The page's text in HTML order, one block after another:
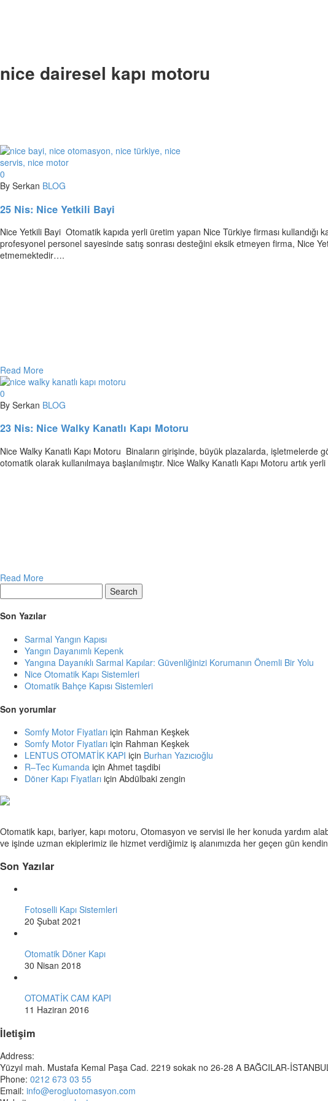
nice dairesel kapı motoru
0
By Serkan BLOG
25 Nis: Nice Yetkili Bayi
Nice Yetkili Bayi Otomatik kapıda yerli üretim yapan Nice Türkiye firması
profesyonel personel sayesinde satış sonrası desteğini eksik etmeyen firma, Nice
etmemektedir….
Read More
0
By Serkan BLOG
23 Nis: Nice Walky Kanatlı Kapı Motoru
Nice Walky Kanatlı Kapı Motoru Binaların girişinde, büyük plazalarda,
otomatik olarak kullanılmaya başlanılmıştır. Nice Walky Kanatlı Kapı Motoru artık
Read More
Search
Son Yazılar
Sarmal Yangın Kapısı
Yangın Dayanımlı Kepenk
Yangına Dayanıklı Sarmal Kapılar: Güvenliğinizi Korumanın Önemli Bir Yolu
Nice Otomatik Kapı Sistemleri
Otomatik Bahçe Kapısı Sistemleri
Son yorumlar
Somfy Motor Fiyatları için Rahman Keşkek
Somfy Motor Fiyatları için Rahman Keşkek
LENTUS OTOMATİK KAPI için Burhan Yazıcıoğlu
R–Tec Kumanda için Ahmet taşdibi
Döner Kapı Fiyatları için Abdülbaki zengin
Otomatik kapı, bariyer, kapı motoru, Otomasyon ve servisi ile her konuda yardım
ve işinde uzman ekiplerimiz ile hizmet verdiğimiz iş alanımızda her geçen gün
Son Yazılar
Fotoselli Kapı Sistemleri
20 Şubat 2021
Otomatik Döner Kapı
30 Nisan 2018
OTOMATİK CAM KAPI
11 Haziran 2016
İletişim
Address:
Yüzyıl mah. Mustafa Kemal Paşa Cad. 2219 sokak no 26-28 A BAĞCILAR-
Phone: 0212 673 03 55
Email: info@erogluotomasyon.com